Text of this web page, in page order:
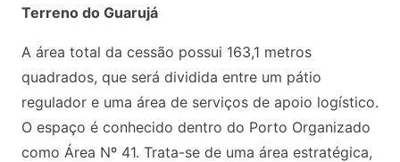
Terreno do Guarujá
A área total da cessão possui 163,1 metros
quadrados, que será dividida entre um pátio
regulador e uma área de serviços de apoio logístico.
O espaço é conhecido dentro do Porto Organizado
como Área Nº 41. Trata-se de uma área estratégica,